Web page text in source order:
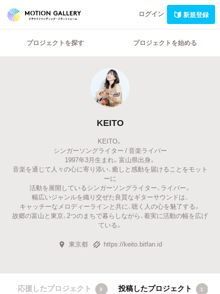
ログイン 新規登録
プロジェクトを探す プロジェクトを始める
KEITO
KEITO。
シンガーソングライター / 音楽ライバー
1997年3月生まれ。富山県出身。
音楽を通じて人々の心に寄り添い、癒しと感動を届けることをモット
ーに
活動を展開しているシンガーソングライター、ライバー。
幅広いジャンルを織り交ぜた良質なギターサウンドは、
キャッチーなメロディーラインと共に、聴く人の心を魅了する。
故郷の富山と東京、2つのまちで暮らしながら、着実に活動の幅を広げ
ている。
東京都 https://keito.bitfan.id
応援したプロジェクト 0 投稿したプロジェクト 1